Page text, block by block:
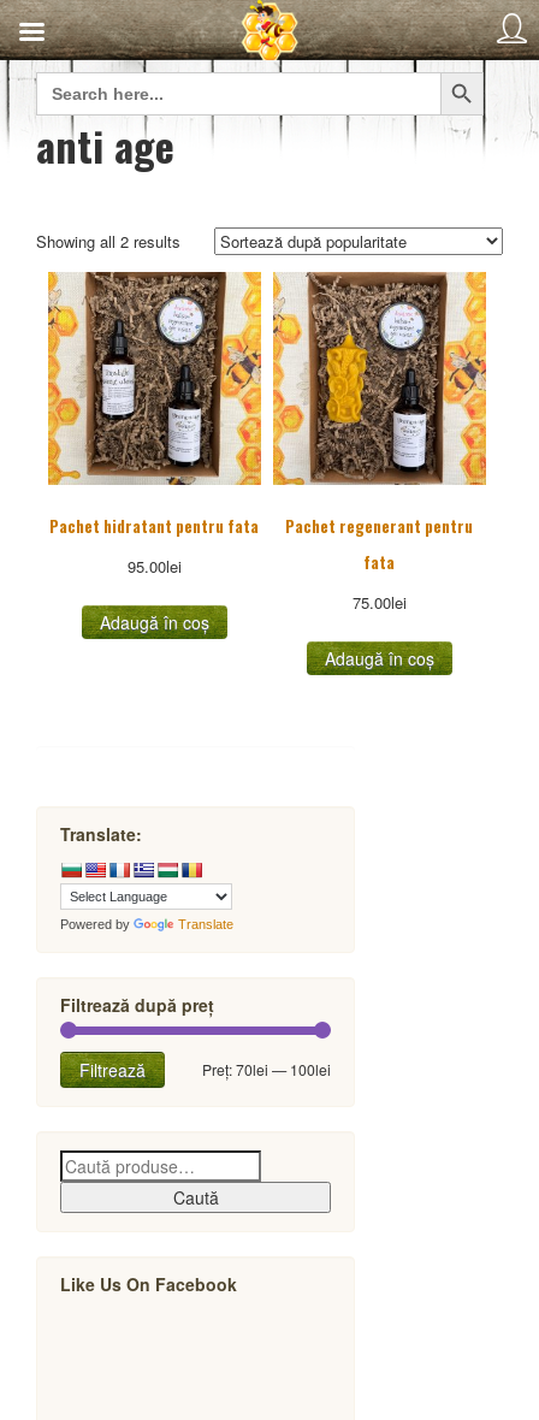
Search
for:
Search Button
anti age
Showing all 2 results Sorted
by
popularity
Pachet hidratant pentru fata
95.00lei
Adaugă în coș
Pachet regenerant pentru
fata
75.00lei
Adaugă în coș
Translate:
Powered by Translate
Filtrează după preț
Filtrează Preț:70lei —100lei
Caută
Like Us On Facebook